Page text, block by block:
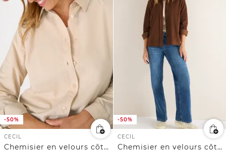
-50%
CECIL
Chemisier en velours côtelé
-50%
CECIL
Chemisier en velours côtelé